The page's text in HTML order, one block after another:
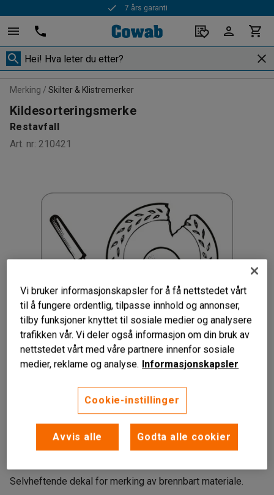
7 års garanti
Merking Skilter & Klistremerker
Kildesorteringsmerke
Restavfall
Art. nr: 210421
Selvheftende dekaler
Forenkler kildesorteringen
Selvheftende dekal for merking av brennbart materiale.
Vi bruker informasjonskapsler for å få nettstedet vårt
til å fungere ordentlig, tilpasse innhold og annonser,
tilby funksjoner knyttet til sosiale medier og analysere
trafikken vår. Vi deler også informasjon om din bruk av
nettstedet vårt med våre partnere innenfor sosiale
medier, reklame og analyse. Informasjonskapsler
Cookie-instillinger
Avvis alle Godta alle cookier